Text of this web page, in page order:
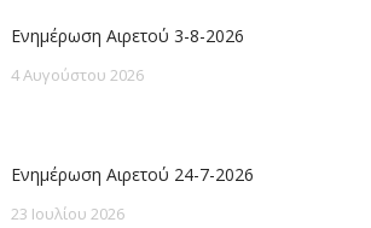
Ενημέρωση Αιρετού 3-8-2026
4 Αυγούστου 2026
Ενημέρωση Αιρετού 24-7-2026
23 Ιουλίου 2026